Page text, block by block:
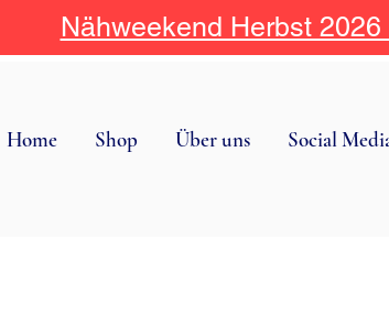
Nähweekend Herbst
Home Shop Über uns Social